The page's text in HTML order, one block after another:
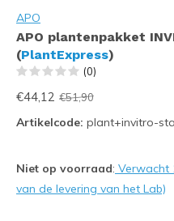
APO
APO plantenpakket
(PlantExpress)
(0)
€44,12 €51,90
Artikelcode: plant+invitro-
Niet op voorraad: Verwacht
van de levering van het Lab)